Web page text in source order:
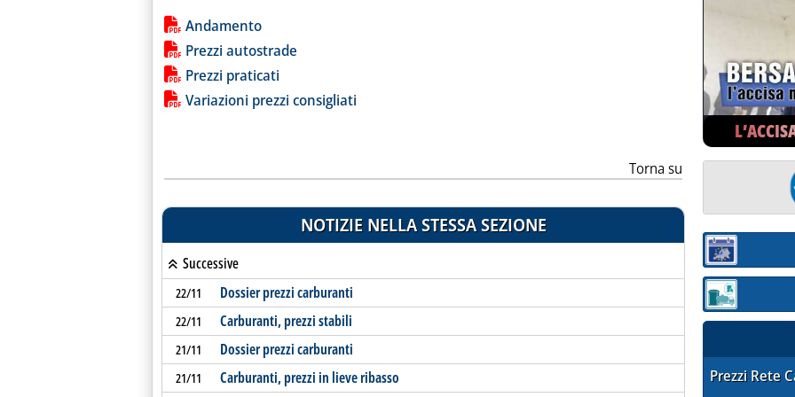
Lista allegati PDF alla notizia
Andamento
Prezzi autostrade
Prezzi praticati
Variazioni prezzi consigliati
Torna su
NOTIZIE NELLA STESSA SEZIONE
Successive
22/11 Dossier prezzi carburanti
22/11 Carburanti, prezzi stabili
21/11 Dossier prezzi carburanti
21/11 Carburanti, prezzi in lieve ribasso
Sezione:
Sezione:
Prezzi Rete